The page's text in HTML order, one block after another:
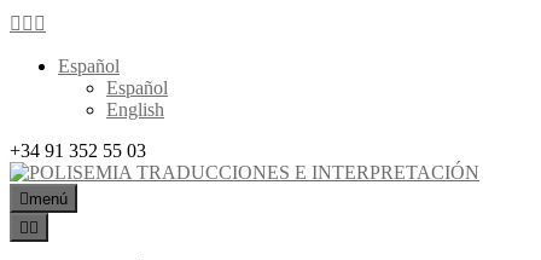
Español
Español
English
+34 91 352 55 03
menú